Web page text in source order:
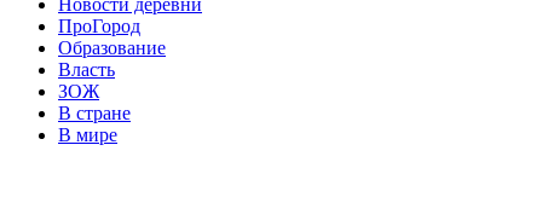
Новости деревни
ПроГород
Образование
Власть
ЗОЖ
В стране
В мире